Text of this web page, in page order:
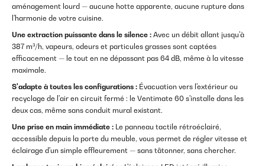
aménagement lourd — aucune hotte apparente, aucune rupture dans
l'harmonie de votre cuisine.
Une extraction puissante dans le silence : Avec un débit allant jusqu'à
387 m³/h, vapeurs, odeurs et particules grasses sont captées
efficacement — le tout en ne dépassant pas 64 dB, même à la vitesse
maximale.
S'adapte à toutes les configurations : Évacuation vers l'extérieur ou
recyclage de l'air en circuit fermé : le Ventimate 60 s'installe dans les
deux cas, même sans conduit mural existant.
Une prise en main immédiate : Le panneau tactile rétroéclairé,
accessible depuis la porte du meuble, vous permet de régler vitesse et
éclairage d'un simple effleurement — sans tâtonner, sans chercher.